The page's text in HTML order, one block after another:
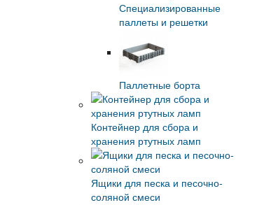
Специализированные
паллеты и решетки
Паллетные борта
Контейнер для сбора и
хранения ртутных ламп
Ящики для песка и песочно-
соляной смеси